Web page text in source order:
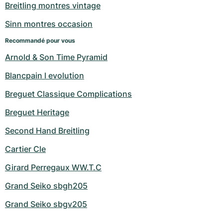
Montres pour femmes
Montres pour femmes
Breitling montres vintage
Sinn montres occasion
Recommandé pour vous
Arnold & Son Time Pyramid
Blancpain l evolution
Breguet Classique Complications
Breguet Heritage
Second Hand Breitling
Cartier Cle
Girard Perregaux WW.T.C
Grand Seiko sbgh205
Grand Seiko sbgv205